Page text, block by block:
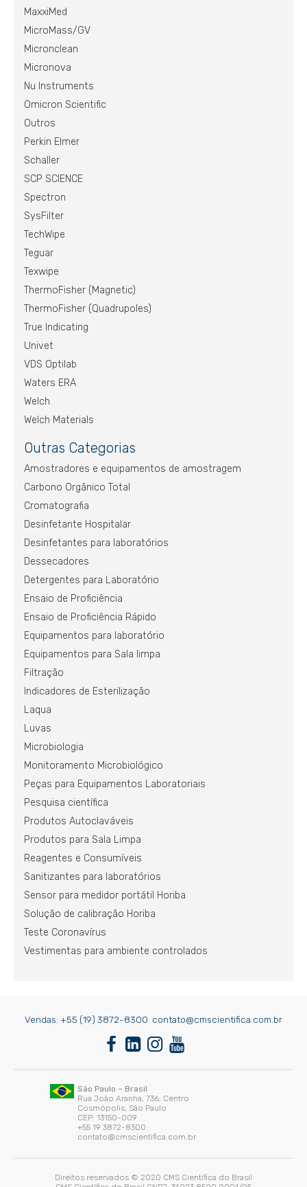
MaxxiMed
MicroMass/GV
Micronclean
Micronova
Nu Instruments
Omicron Scientific
Outros
Perkin Elmer
Schaller
SCP SCIENCE
Spectron
SysFilter
TechWipe
Teguar
Texwipe
ThermoFisher (Magnetic)
ThermoFisher (Quadrupoles)
True Indicating
Univet
VDS Optilab
Waters ERA
Welch
Welch Materials
Outras Categorias
Amostradores e equipamentos de amostragem
Carbono Orgânico Total
Cromatografia
Desinfetante Hospitalar
Desinfetantes para laboratórios
Dessecadores
Detergentes para Laboratório
Ensaio de Proficiência
Ensaio de Proficiência Rápido
Equipamentos para laboratório
Equipamentos para Sala limpa
Filtração
Indicadores de Esterilização
Laqua
Luvas
Microbiologia
Monitoramento Microbiológico
Peças para Equipamentos Laboratoriais
Pesquisa científica
Produtos Autoclaváveis
Produtos para Sala Limpa
Reagentes e Consumíveis
Sanitizantes para laboratórios
Sensor para medidor portátil Horiba
Solução de calibração Horiba
Teste Coronavírus
Vestimentas para ambiente controlados
Vendas: +55 (19) 3872-8300 contato@cmscientifica.com.br
Direitos reservados © 2020 CMS Científica do Brasil
São Paulo – Brasil
Rua João Aranha, 736, Centro
Cosmópolis, São Paulo
CEP: 13150-009
+55 19 3872-8300
contato@cmscientifica.com.br